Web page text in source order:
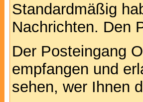
Standardmäßig
Nachrichten. Den
Der Posteingang
empfangen und
sehen, wer Ihnen